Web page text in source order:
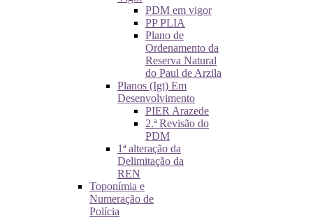
PDM em vigor
PP PLIA
Plano de
Ordenamento da
Reserva Natural
do Paul de Arzila
Planos (Igt) Em
Desenvolvimento
PIER Arazede
2.ª Revisão do
PDM
1ª alteração da
Delimitação da
REN
Toponímia e
Numeração de
Polícia